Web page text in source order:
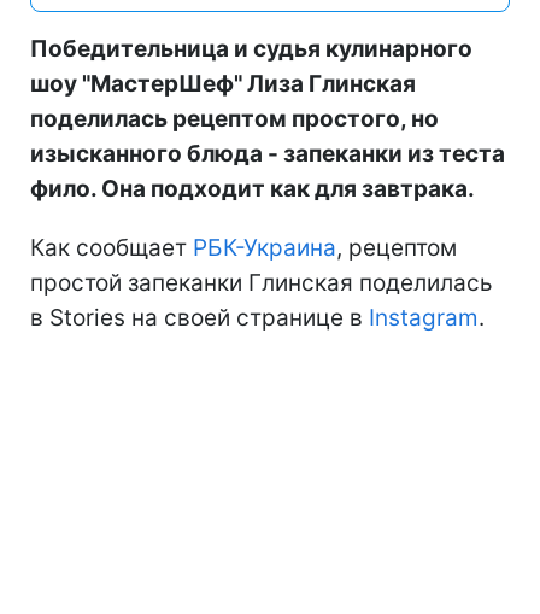
Победительница и судья кулинарного
шоу "МастерШеф" Лиза Глинская
поделилась рецептом простого, но
изысканного блюда - запеканки из теста
фило. Она подходит как для завтрака.
Как сообщает РБК-Украина, рецептом
простой запеканки Глинская поделилась
в Stories на своей странице в Instagram.